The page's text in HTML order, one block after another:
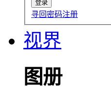
寻回密码注册
视界
图册